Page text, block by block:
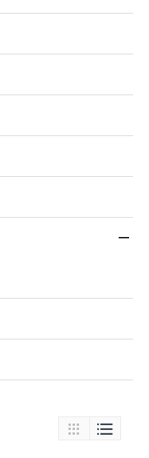

 